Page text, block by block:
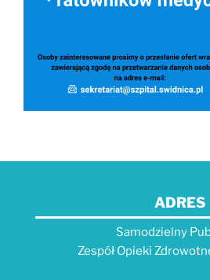
ADRES
Samodzielny
Zespół Opieki